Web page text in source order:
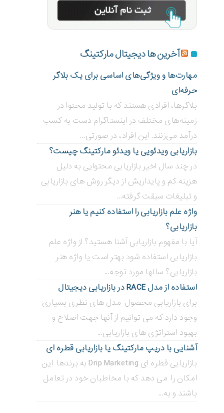
آخرین ها دیجیتال مارکتینگ
مهارت‌ها و ویژگی‌های اساسی برای یک بلاگر
حرفه‌ای
بلاگر‌ها، افرادی هستند که با تولید محتوا در
زمینه‌های مختلف در اینستاگرام دست به کسب
درآمد می‌زنند. این افراد، در صورتی...
بازاریابی ویدئویی ‌یا ویدئو مارکتینگ چیست؟
در چند سال اخیر بازاریابی محتوایی به دلیل
هزینه کم و پایداریش از دیگر روش های بازاریابی
و تبلیغات سبقت گرفته...
واژه علم بازاریابی را استفاده کنیم یا هنر
بازاریابی؟
آیا با مفهوم بازاریابی آشنا هستید؟ از واژه علم
بازاریابی استفاده شود بهتر است یا واژه هنر
بازاریابی؟ سالها مورد توجه...
استفاده از مدل RACE در بازاریابی دیجیتال
برای بازاریابی محصول مدل های نظری بسیاری
وجود دارد که می توانیم از آنها جهت اصلاح و
بهبود استراتژی های بازاریابی...
آشنایی با دریپ مارکتینگ یا بازاریابی قطره ای
بازاریابی قطره ای Drip Marketing به برندها این
امکان را می دهد که با مخاطبان خود در تعامل
باشند و به...